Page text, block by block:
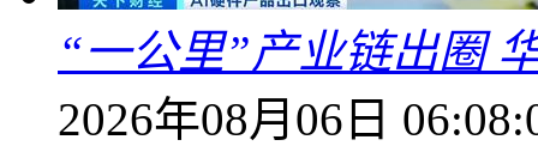
“一公里”产业链出圈
2026年08月06日